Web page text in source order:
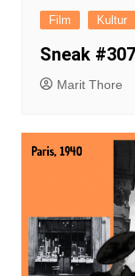
Film Kultur
Sneak
Marit Thore